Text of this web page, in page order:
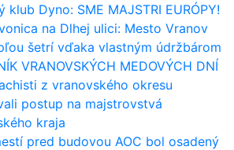
klub Dyno: SME MAJSTRI EURÓPY!
na Dlhej ulici: Mesto Vranov
šetrí vďaka vlastným údržbárom
VRANOVSKÝCH MEDOVÝCH DNÍ
z vranovského okresu
postup na majstrovstvá
kraja
pred budovou AOC bol osadený